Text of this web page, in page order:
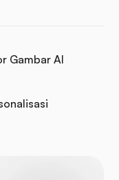
Gambar AI